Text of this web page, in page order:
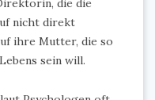
die die
nicht direkt
ihre Mutter, die so
sein will.